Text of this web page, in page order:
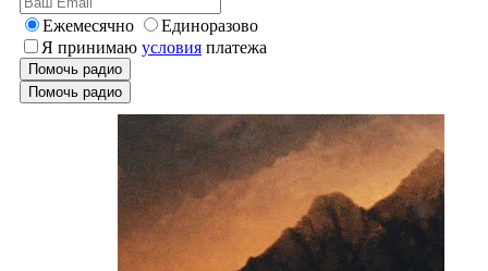
Ежемесячно
Единоразово
Я принимаю условия платежа
Помочь радио
Помочь радио